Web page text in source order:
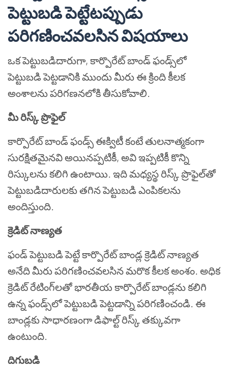
పెట్టుబడి పెట్టేటప్పుడు
పరిగణించవలసిన విషయాలు
ఒక పెట్టుబడిదారుగా, కార్పొరేట్ బాండ్ ఫండ్స్‌లో
పెట్టుబడి పెట్టడానికి ముందు మీరు ఈ క్రింది కీలక
అంశాలను పరిగణనలోకి తీసుకోవాలి.
మీ రిస్క్ ప్రొఫైల్
కార్పొరేట్ బాండ్ ఫండ్స్ ఈక్విటీ కంటే తులనాత్మకంగా
సురక్షితమైనవి అయినప్పటికీ, అవి ఇప్పటికీ కొన్ని
రిస్కులను కలిగి ఉంటాయి. ఇది మధ్యస్థ రిస్క్ ప్రొఫైల్‌తో
పెట్టుబడిదారులకు తగిన పెట్టుబడి ఎంపికలను
అందిస్తుంది.
క్రెడిట్ నాణ్యత
ఫండ్ పెట్టుబడి పెట్టే కార్పొరేట్ బాండ్ల క్రెడిట్ నాణ్యత
అనేది మీరు పరిగణించవలసిన మరొక కీలక అంశం. అధిక
క్రెడిట్ రేటింగ్‌లతో భారతీయ కార్పొరేట్ బాండ్లను కలిగి
ఉన్న ఫండ్స్‌లో పెట్టుబడి పెట్టడాన్ని పరిగణించండి. ఈ
బాండ్లకు సాధారణంగా డిఫాల్ట్ రిస్క్ తక్కువగా
ఉంటుంది.
దిగుబడి